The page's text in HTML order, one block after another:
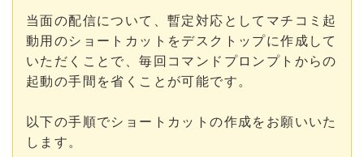
当面の配信について、暫定対応としてマチコミ起
動用のショートカットをデスクトップに作成して
いただくことで、毎回コマンドプロンプトからの
起動の手間を省くことが可能です。
以下の手順でショートカットの作成をお願いいた
します。